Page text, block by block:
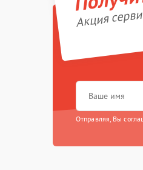
Акция
Отправляя, Вы